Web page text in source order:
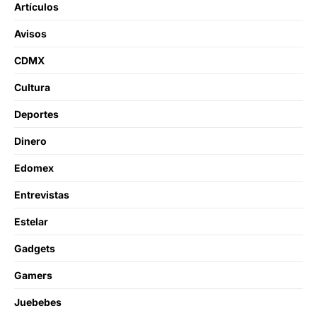
Artículos
Avisos
CDMX
Cultura
Deportes
Dinero
Edomex
Entrevistas
Estelar
Gadgets
Gamers
Juebebes